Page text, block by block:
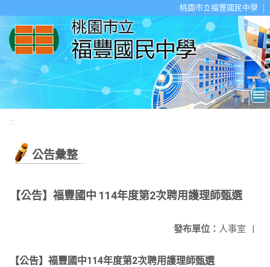
桃園市立福豐國民中學
:::
公告彙整
【公告】福豐國中 114年度第2次聘用護理師甄選
發布單位： 人事室 |
【公告】福豐國中114年度第2次聘用護理師甄選